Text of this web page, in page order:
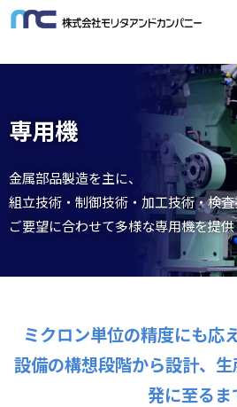
専用機
金属部品製造を主に、
組立技術・制御技術・加工技術・検
ご要望に合わせて多様な専用機を提
ミクロン単位の精度にも応
設備の構想段階から設計、
発に至るま